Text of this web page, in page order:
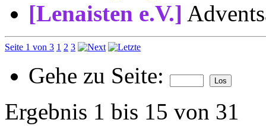
[Lenaisten e.V.]
Seite 1 von 3 1 2 3
Gehe zu Seite:
Ergebnis 1 bis 15 von 31